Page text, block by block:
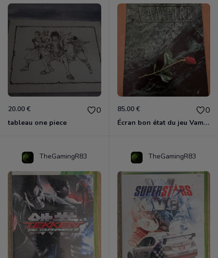
20.00 € 0
tableau one piece
85.00 € 0
Écran bon état du jeu Vampire et livre de règles « la mascarade » état d’usage
TheGamingR83 TheGamingR83